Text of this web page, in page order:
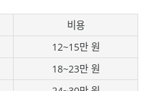
비용
12~15만 원
18~23만 원